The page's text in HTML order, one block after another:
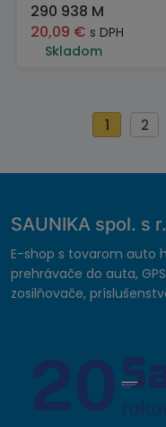
290 938 M
20,09 € s DPH
Skladom
1 2
SAUNIKA spol. s
E-shop s tovarom auto
prehrávače do auta,
zosilňovače,